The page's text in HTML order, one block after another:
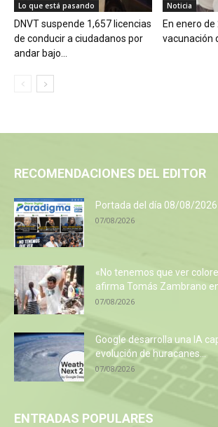
Lo que está pasando
DNVT suspende 1,657 licencias
de conducir a ciudadanos por
andar bajo...
Noticia
En enero
vacunación
RECOMENDACIONES DEL EDITOR
Portada del día 08/08/2026
07/08/2026
«No tenemos que ver
afirma Tomás Zambrano
07/08/2026
Google desarrolla una IA
evolución de huracanes...
07/08/2026
ENTRADAS POPULARES